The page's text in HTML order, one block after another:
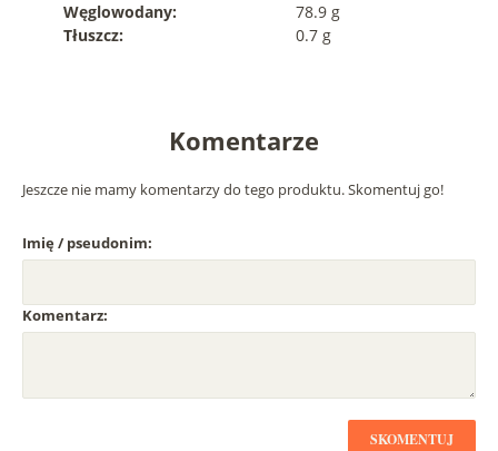
Węglowodany:
78.9 g
Tłuszcz:
0.7 g
Komentarze
Jeszcze nie mamy komentarzy do tego produktu. Skomentuj go!
Imię / pseudonim:
Komentarz:
SKOMENTUJ